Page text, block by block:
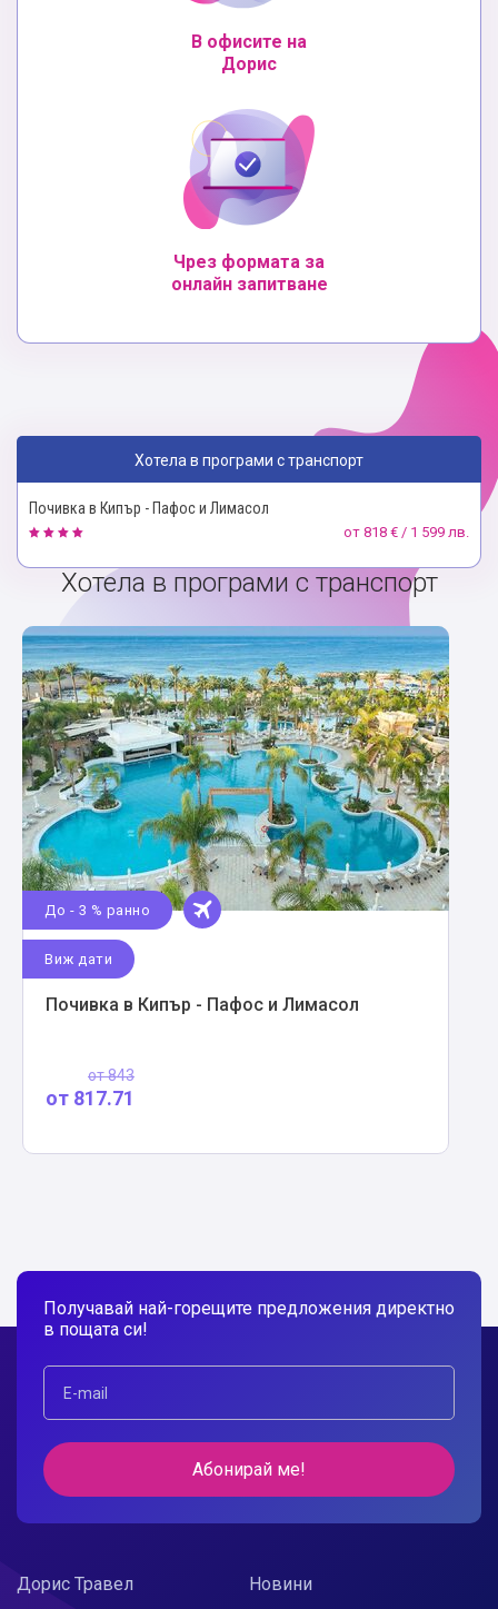
В офисите на
Дорис
Чрез формата за
онлайн запитване
Хотела в програми с транспорт
Почивка в Кипър - Пафос и Лимасол
от 818 € / 1 599 лв.
Хотела в програми с транспорт
До - 3 % ранно
Виж дати
Почивка в Кипър - Пафос и Лимасол
от843
от 817.71
Получавай най-горещите предложения директно
в пощата си!
Абонирай ме!
Дорис Травел
Новини